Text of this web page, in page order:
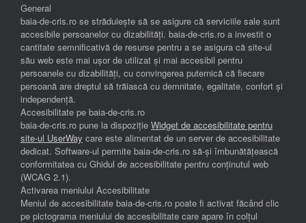
General
baia-de-cris.ro se străduiește să se asigure că serviciile sale sunt
accesibile persoanelor cu dizabilități. baia-de-cris.ro a investit o
cantitate semnificativă de resurse pentru a se asigura că site-ul
său web este mai ușor de utilizat și mai accesibil pentru
persoanele cu dizabilități, cu convingerea puternică că fiecare
persoană are dreptul să trăiască cu demnitate, egalitate, confort și
independenţă.
Accesibilitate pe baia-de-cris.ro
baia-de-cris.ro pune la dispoziție Widget de accesibilitate pentru
site-ul UserWay care este alimentat de un server de accesibilitate
dedicat. Software-ul permite baia-de-cris.ro să-și îmbunătățească
conformitatea cu Ghidul de accesibilitate pentru conținutul web
(WCAG 2.1).
Activarea meniului Accesibilitate
Meniul de accesibilitate baia-de-cris.ro poate fi activat făcând clic
pe pictograma meniului de accesibilitate care apare în colțul